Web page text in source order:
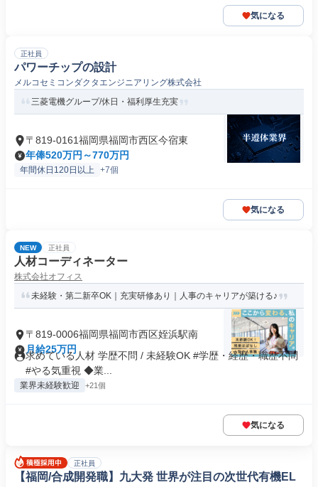
気になる
正社員
パワーチップの設計
メルコセミコンダクタエンジニアリング株式会社
三菱電機グループ/休日・福利厚生充実
〒819-0161福岡県福岡市西区今宿東
年俸520万円～770万円
年間休日120日以上 +7個
気になる
NEW 正社員
人材コーディネーター
株式会社オフィス
未経験・第二新卒OK｜充実研修あり｜人事のキャリアが築ける♪
〒819-0006福岡県福岡市西区姪浜駅南
月給25万円
求めている人材 学歴不問 / 未経験OK #学歴・経歴・職歴不問
#やる気重視 ◆業...
業界未経験歓迎 +21個
気になる
正社員
【福岡/合成開発職】九大発 世界が注目の次世代有機EL